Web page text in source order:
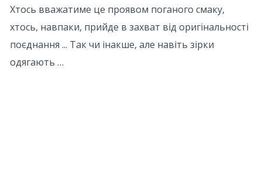
Хтось вважатиме це проявом поганого смаку,
хтось, навпаки, прийде в захват від оригінальності
поєднання ... Так чи інакше, але навіть зірки
одягають …